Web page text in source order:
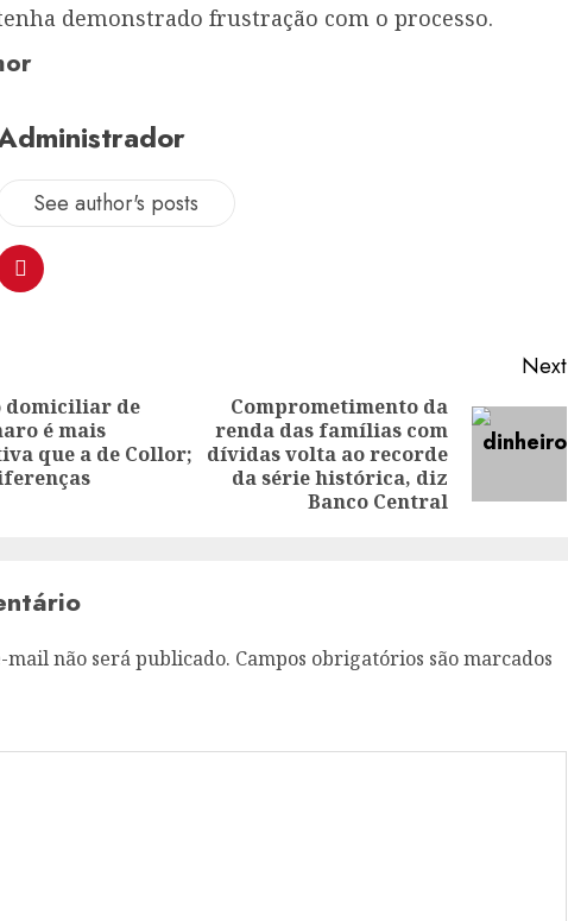
demonstrado frustração com o processo.
See author's posts
Previous
post:
domiciliar de
é mais
que a de Collor;
Next
Next
post:
Comprometimento da
renda das famílias com
dívidas volta ao recorde
da série histórica, diz
Banco Central
mail não será publicado. Campos obrigatórios são marcados